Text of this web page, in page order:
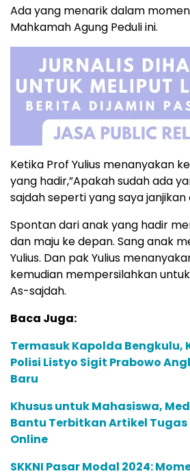
SCROLL TO RESUME
Ada yang menarik dalam momen
Mahkamah Agung Peduli ini.
Ketika Prof Yulius menanyakan
yang hadir,”Apakah sudah ada
sajdah seperti yang saya janjikan
Spontan dari anak yang hadir
dan maju ke depan. Sang anak
Yulius. Dan pak Yulius
kemudian mempersilahkan
As-sajdah.
Baca Juga:
Termasuk Kapolda Bengkulu,
Baru
Khusus untuk Mahasiswa,
Online